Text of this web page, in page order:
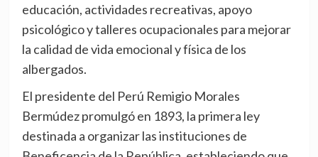
educación, actividades recreativas, apoyo
psicológico y talleres ocupacionales para mejorar
la calidad de vida emocional y física de los
albergados.
El presidente del Perú Remigio Morales
Bermúdez promulgó en 1893, la primera ley
destinada a organizar las instituciones de